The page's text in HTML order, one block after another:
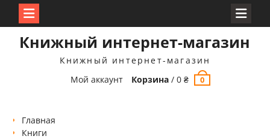
Книжный интернет-магазин
Книжный интернет-магазин
Мой аккаунт
Корзина /0₴ 0
Главная
Книги